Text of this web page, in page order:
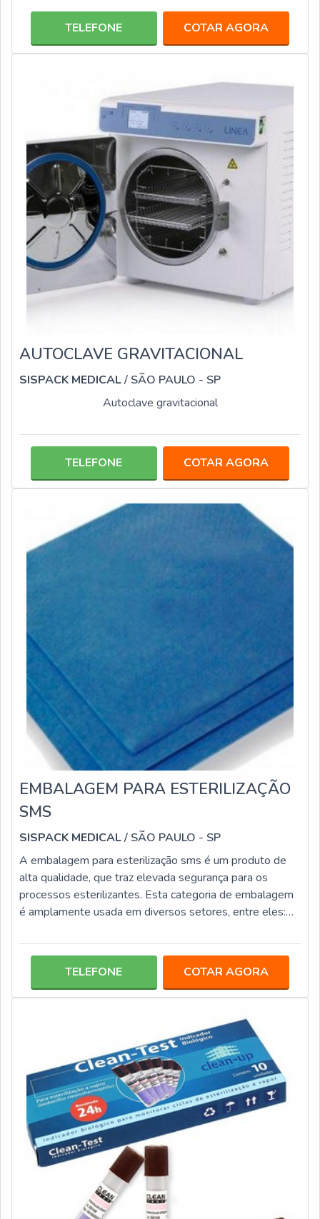
Além de ser usado em materiais elétricos, como fios
elétricos, eletrodos, máquinas , motores e bombas, entre
TELEFONE COTAR AGORA
AUTOCLAVE GRAVITACIONAL
SISPACK MEDICAL/ SÃO PAULO - SP
Autoclave gravitacional
TELEFONE COTAR AGORA
EMBALAGEM PARA ESTERILIZAÇÃO
SMS
SISPACK MEDICAL/ SÃO PAULO - SP
A embalagem para esterilização sms é um produto de
alta qualidade, que traz elevada segurança para os
processos esterilizantes. Esta categoria de embalagem
é amplamente usada em diversos setores, entre eles:
médicas e odontológicas; Centro de veterinária;
pesado, as embalagens sms podem acondicionar uma
série de itens, com roupas cirúrgicas, instrumentos,
TELEFONE COTAR AGORA